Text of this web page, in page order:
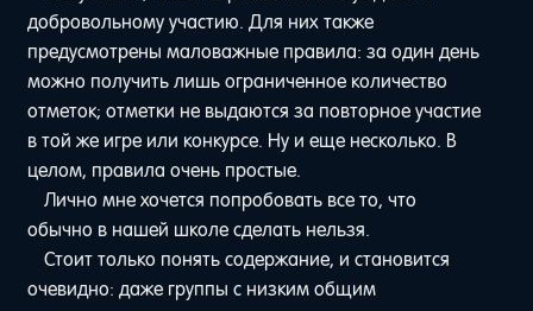
добровольному участию. Для них также
предусмотрены маловажные правила: за один день
можно получить лишь ограниченное количество
отметок; отметки не выдаются за повторное участие
в той же игре или конкурсе. Ну и еще несколько. В
целом, правила очень простые.
Лично мне хочется попробовать все то, что
обычно в нашей школе сделать нельзя.
Стоит только понять содержание, и становится
очевидно: даже группы с низким общим